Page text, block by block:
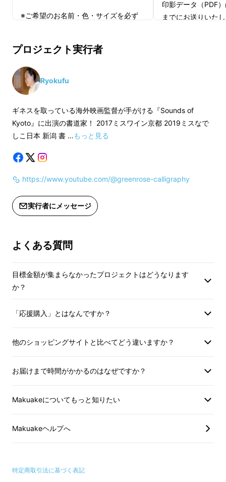
実印寸胴 16.5mm
表面をラグジュアリー感溢れる鏡面加工を施し
皮製オリジナル印鑑ケース付き。
第一弾では、ミラーブラックの実印を製作しま
した。
ゴールドの実印をお届けします。
こで個性的な印鑑を手に入れればいいのかわか
らない。
2、印鑑を購入する際、信頼できる品質やデザ
物として印鑑を渡したいが、どんなものが喜ば
これらの悩みを解決するために、私たちの書道
と確かな品質をお届けします。
せる一本〜
※ご希望のお名前・色・サイズを必ず
せん
・機種依存文字は使えません
・応援購入時質問の中に空欄だと次に
進めません
・適格請求書発行事業者登録番号：な
し
インボイス（適格請求書）：対応不可
印影データ（PDF
までにお送りいた
プロジェクト実行者
Ryokufu
ギネスを取っている海外映画監督が手がける『Sounds of
Kyoto』に出演の書道家！ 2017ミスワイン京都 2019ミスなで
しこ日本 新潟 書 …もっと見る
https://www.youtube.com/@greenrose-calligraphy
実行者にメッセージ
よくある質問
目標金額が集まらなかったプロジェクトはどうなります
か？
「応援購入」とはなんですか？
他のショッピングサイトと比べてどう違いますか？
お届けまで時間がかかるのはなぜですか？
Makuakeについてもっと知りたい
Makuakeヘルプへ
特定商取引法に基づく表記